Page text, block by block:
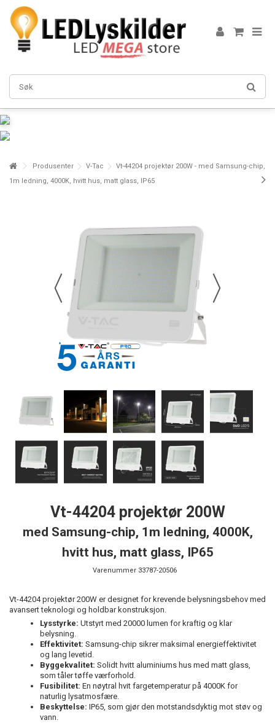
Produsenter V-Tac
Vt-44204 projektør 200W - med Samsung-chip,
1m ledning, 4000K, hvitt hus, matt glass, IP65
Vt-44204 projektør 200W
med Samsung-chip, 1m ledning, 4000K,
hvitt hus, matt glass, IP65
Varenummer 33787-20506
Vt-44204 projektør 200W er designet for krevende belysningsbehov med
avansert teknologi og holdbar konstruksjon.
Lysstyrke: Utstyrt med 20000 lumen for kraftig og klar
belysning.
Effektivitet: Samsung-chip sikrer maksimal energieffektivitet
og lang levetid.
Byggekvalitet: Solidt hvitt aluminiums hus med matt glass,
som tåler tøffe værforhold.
Fusibilitet: En nøytral hvit fargetemperatur på 4000K for
naturlig lysatmosfære.
Beskyttelse: IP65, som gjør den motstandsdyktig mot støv og
vann.